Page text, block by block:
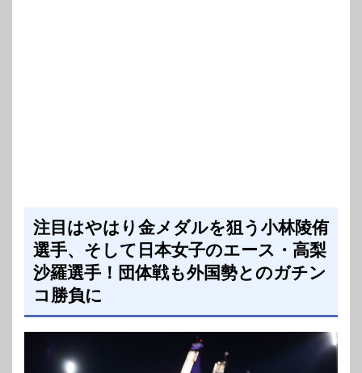
注目はやはり金メダルを狙う小林陵侑
選手、そして日本女子のエース・高梨
沙羅選手！団体戦も外国勢とのガチン
コ勝負に